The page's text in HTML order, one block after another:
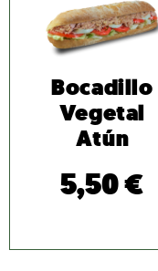
Bocadillo
Vegetal
Atún
5,50€